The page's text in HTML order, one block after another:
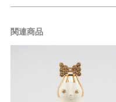
関連商品